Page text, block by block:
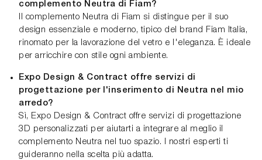
complemento Neutra di Fiam?
Il complemento Neutra di Fiam si distingue per il suo
design essenziale e moderno, tipico del brand Fiam Italia,
rinomato per la lavorazione del vetro e l'eleganza. È ideale
per arricchire con stile ogni ambiente.
Expo Design & Contract offre servizi di
progettazione per l'inserimento di Neutra nel mio
arredo?
Sì, Expo Design & Contract offre servizi di progettazione
3D personalizzati per aiutarti a integrare al meglio il
complemento Neutra nel tuo spazio. I nostri esperti ti
guideranno nella scelta più adatta.